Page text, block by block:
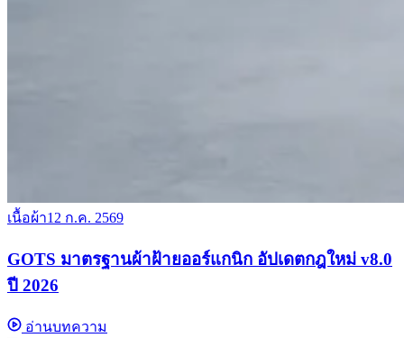
เนื้อผ้า12 ก.ค. 2569
GOTS มาตรฐานผ้าฝ้ายออร์แกนิก อัปเดตกฎใหม่ v8.0
ปี 2026
อ่านบทความ